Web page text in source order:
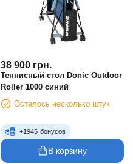
38 900 грн.
Теннисный стол Donic Outdoor
Roller 1000 синий
Осталось несколько штук
+1945 бонусов
В корзину